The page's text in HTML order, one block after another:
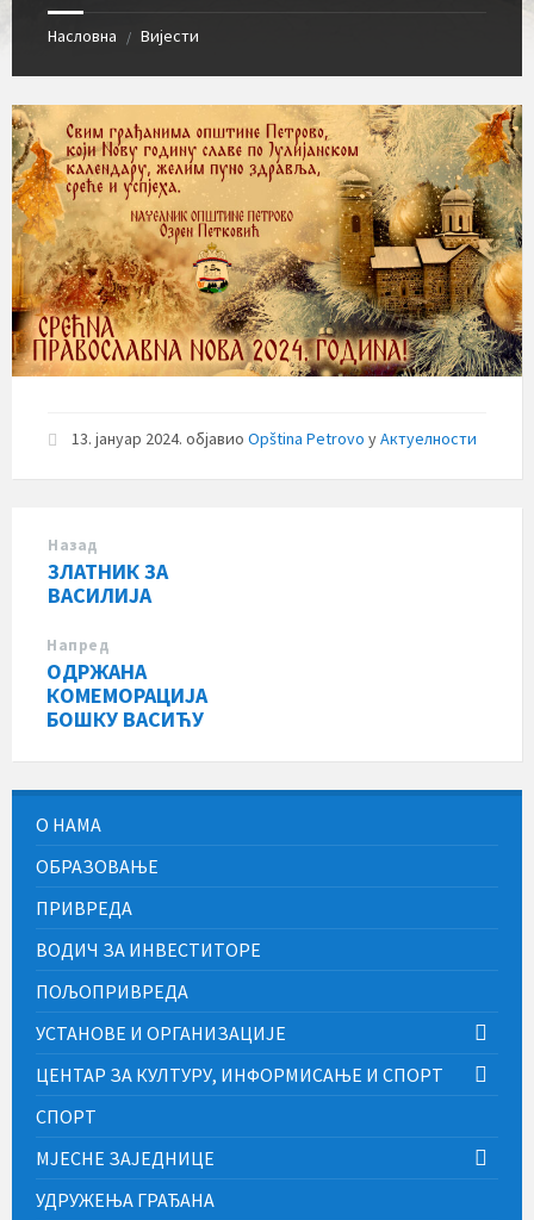
Насловна / Вијести
13. јануар 2024. објавио Opština Petrovo уАктуелности
Назад
ЗЛАТНИК ЗА
ВАСИЛИЈА
Напред
ОДРЖАНА
КОМЕМОРАЦИЈА
БОШКУ ВАСИЋУ
О НАМА
ОБРАЗОВАЊЕ
ПРИВРЕДА
ВОДИЧ ЗА ИНВЕСТИТОРЕ
ПОЉОПРИВРЕДА
УСТАНОВЕ И ОРГАНИЗАЦИЈЕ
ЦЕНТАР ЗА КУЛТУРУ, ИНФОРМИСАЊЕ И СПОРТ
СПОРТ
МЈЕСНЕ ЗАЈЕДНИЦЕ
УДРУЖЕЊА ГРАЂАНА